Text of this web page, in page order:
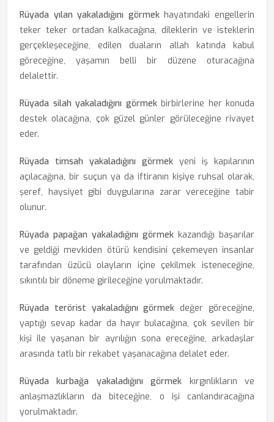
Rüyada yılan yakaladığını görmekhayatındaki engellerin
teker teker ortadan kalkacağına, dileklerin ve isteklerin
gerçekleşeceğine, edilen duaların allah katında kabul
göreceğine, yaşamın belli bir düzene oturacağına
delalettir.
Rüyada silah yakaladığını görmekbirbirlerine her konuda
destek olacağına, çok güzel günler görüleceğine rivayet
eder.
Rüyada timsah yakaladığını görmek yeni iş kapılarının
açılacağına, bir suçun ya da iftiranın kişiye ruhsal olarak,
şeref, haysiyet gibi duygularına zarar vereceğine tabir
olunur.
Rüyada papağan yakaladığını görmek kazandığı başarılar
ve geldiği mevkiden ötürü kendisini çekemeyen insanlar
tarafından üzücü olayların içine çekilmek isteneceğine,
sıkıntılı bir döneme girileceğine yorulmaktadır.
Rüyada terörist yakaladığını görmek değer göreceğine,
yaptığı sevap kadar da hayır bulacağına, çok sevilen bir
kişi ile yaşanan bir ayrılığın sona ereceğine, arkadaşlar
arasında tatlı bir rekabet yaşanacağına delalet eder.
Rüyada kurbağa yakaladığını görmek kırgınlıkların ve
anlaşmazlıkların da biteceğine, o işi canlandıracağına
yorulmaktadır.